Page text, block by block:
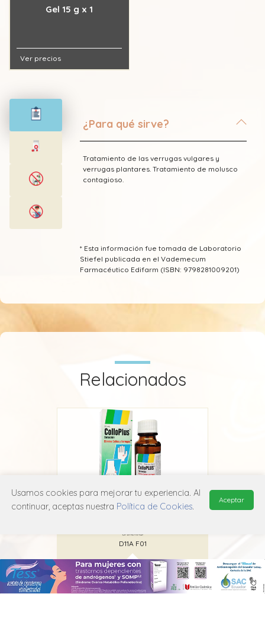
Gel 15 g x 1
Ver precios
¿Para qué sirve?
Tratamiento de las verrugas vulgares y
verrugas plantares. Tratamiento de molusco
contagioso.
* Esta información fue tomada de Laboratorio
Stiefel publicada en el Vademecum
Farmacéutico Edifarm (ISBN: 9798281009201)
Relacionados
Colloplus
Grünenthal
D11A F01
Usamos cookies para mejorar tu experiencia. Al
continuar, aceptas nuestra Política de Cookies.
Aceptar